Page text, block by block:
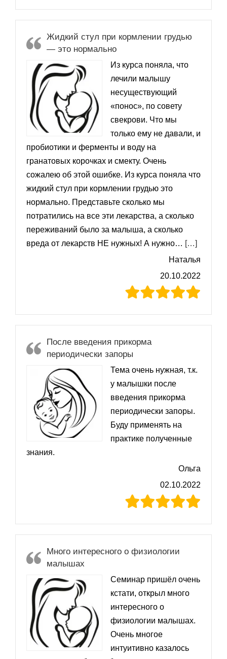
Жидкий стул при кормлении грудью
— это нормально
Из курса поняла, что
лечили малышу
несуществующий
«понос», по совету
свекрови. Что мы
только ему не давали, и
пробиотики и ферменты и воду на
гранатовых корочках и смекту. Очень
сожалею об этой ошибке. Из курса поняла что
жидкий стул при кормлении грудью это
нормально. Представьте сколько мы
потратились на все эти лекарства, а сколько
переживаний было за малыша, а сколько
вреда от лекарств НЕ нужных! А нужно… […]
Наталья
20.10.2022
После введения прикорма
периодически запоры
Тема очень нужная, т.к.
у малышки после
введения прикорма
периодически запоры.
Буду применять на
практике полученные
знания.
Ольга
02.10.2022
Много интересного о физиологии
малышах
Семинар пришёл очень
кстати, открыл много
интересного о
физиологии малышах.
Очень многое
интуитивно казалось